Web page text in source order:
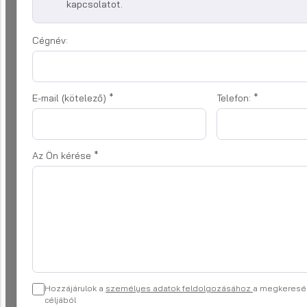
kapcsolatot.
Cégnév:
E-mail (kötelező) * Telefon: *
Az Ön kérése *
Hozzájárulok a személyes adatok feldolgozásához a
céljából